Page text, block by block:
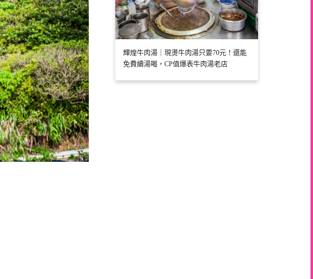
輝煌牛肉湯｜現燙牛肉湯只要70元！還能
免費續湯喝，CP值爆表牛肉湯老店